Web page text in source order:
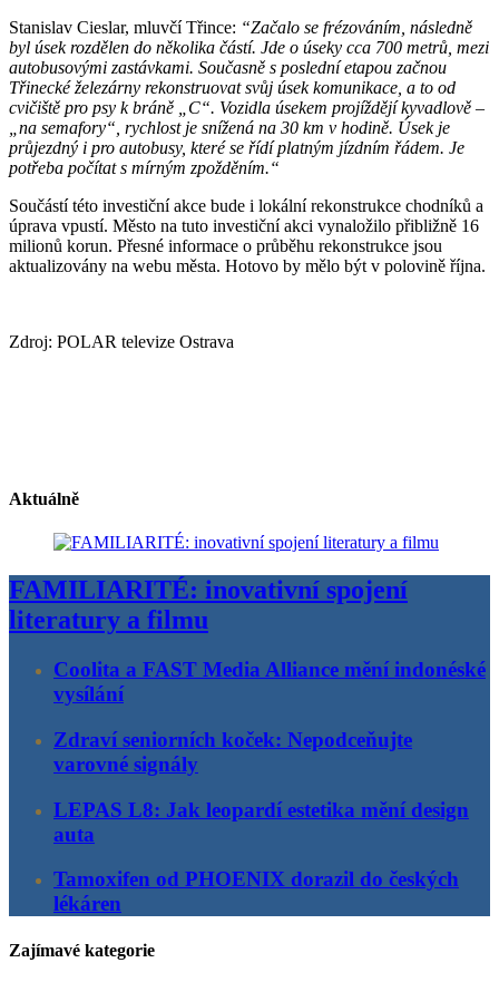
Stanislav Cieslar, mluvčí Třince: “Začalo se frézováním, následně
byl úsek rozdělen do několika částí. Jde o úseky cca 700 metrů, mezi
autobusovými zastávkami. Současně s poslední etapou začnou
Třinecké železárny rekonstruovat svůj úsek komunikace, a to od
cvičiště pro psy k bráně „C“. Vozidla úsekem projíždějí kyvadlově –
„na semafory“, rychlost je snížená na 30 km v hodině. Úsek je
průjezdný i pro autobusy, které se řídí platným jízdním řádem. Je
potřeba počítat s mírným zpožděním.“
Součástí této investiční akce bude i lokální rekonstrukce chodníků a
úprava vpustí. Město na tuto investiční akci vynaložilo přibližně 16
milionů korun. Přesné informace o průběhu rekonstrukce jsou
aktualizovány na webu města. Hotovo by mělo být v polovině října.
Zdroj: POLAR televize Ostrava
Aktuálně
FAMILIARITÉ: inovativní spojení
literatury a filmu
Coolita a FAST Media Alliance mění indonéské
vysílání
Zdraví seniorních koček: Nepodceňujte
varovné signály
LEPAS L8: Jak leopardí estetika mění design
auta
Tamoxifen od PHOENIX dorazil do českých
lékáren
Zajímavé kategorie